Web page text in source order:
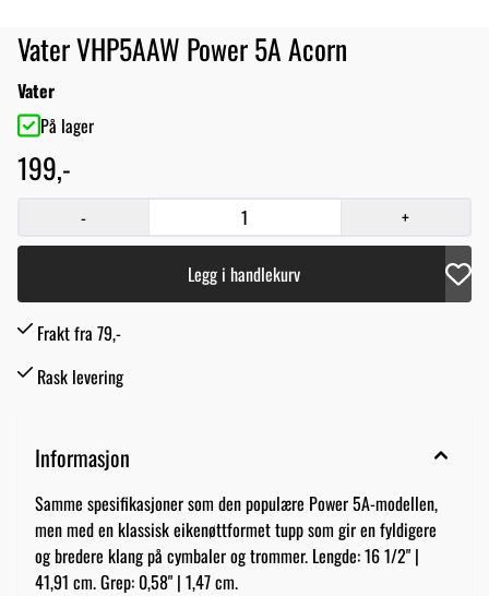
Vater VHP5AAW Power 5A Acorn
Vater
På lager
199,-
- +
Legg i handlekurv
Frakt fra 79,-
Rask levering
Informasjon
Samme spesifikasjoner som den populære Power 5A-modellen,
men med en klassisk eikenøttformet tupp som gir en fyldigere
og bredere klang på cymbaler og trommer. Lengde: 16 1/2" |
41,91 cm. Grep: 0,58" | 1,47 cm.